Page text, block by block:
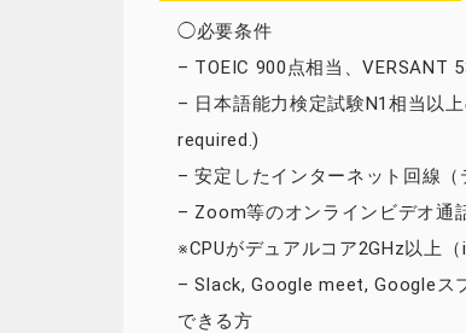
◯必要条件
– TOEIC 900点相当、VERSANT
– 日本語能力検定試験N1相当以
required.)
– 安定したインターネット回線
– Zoom等のオンラインビデオ通
※CPUがデュアルコア2GHz以上
– Slack, Google meet, Googleス
できる方